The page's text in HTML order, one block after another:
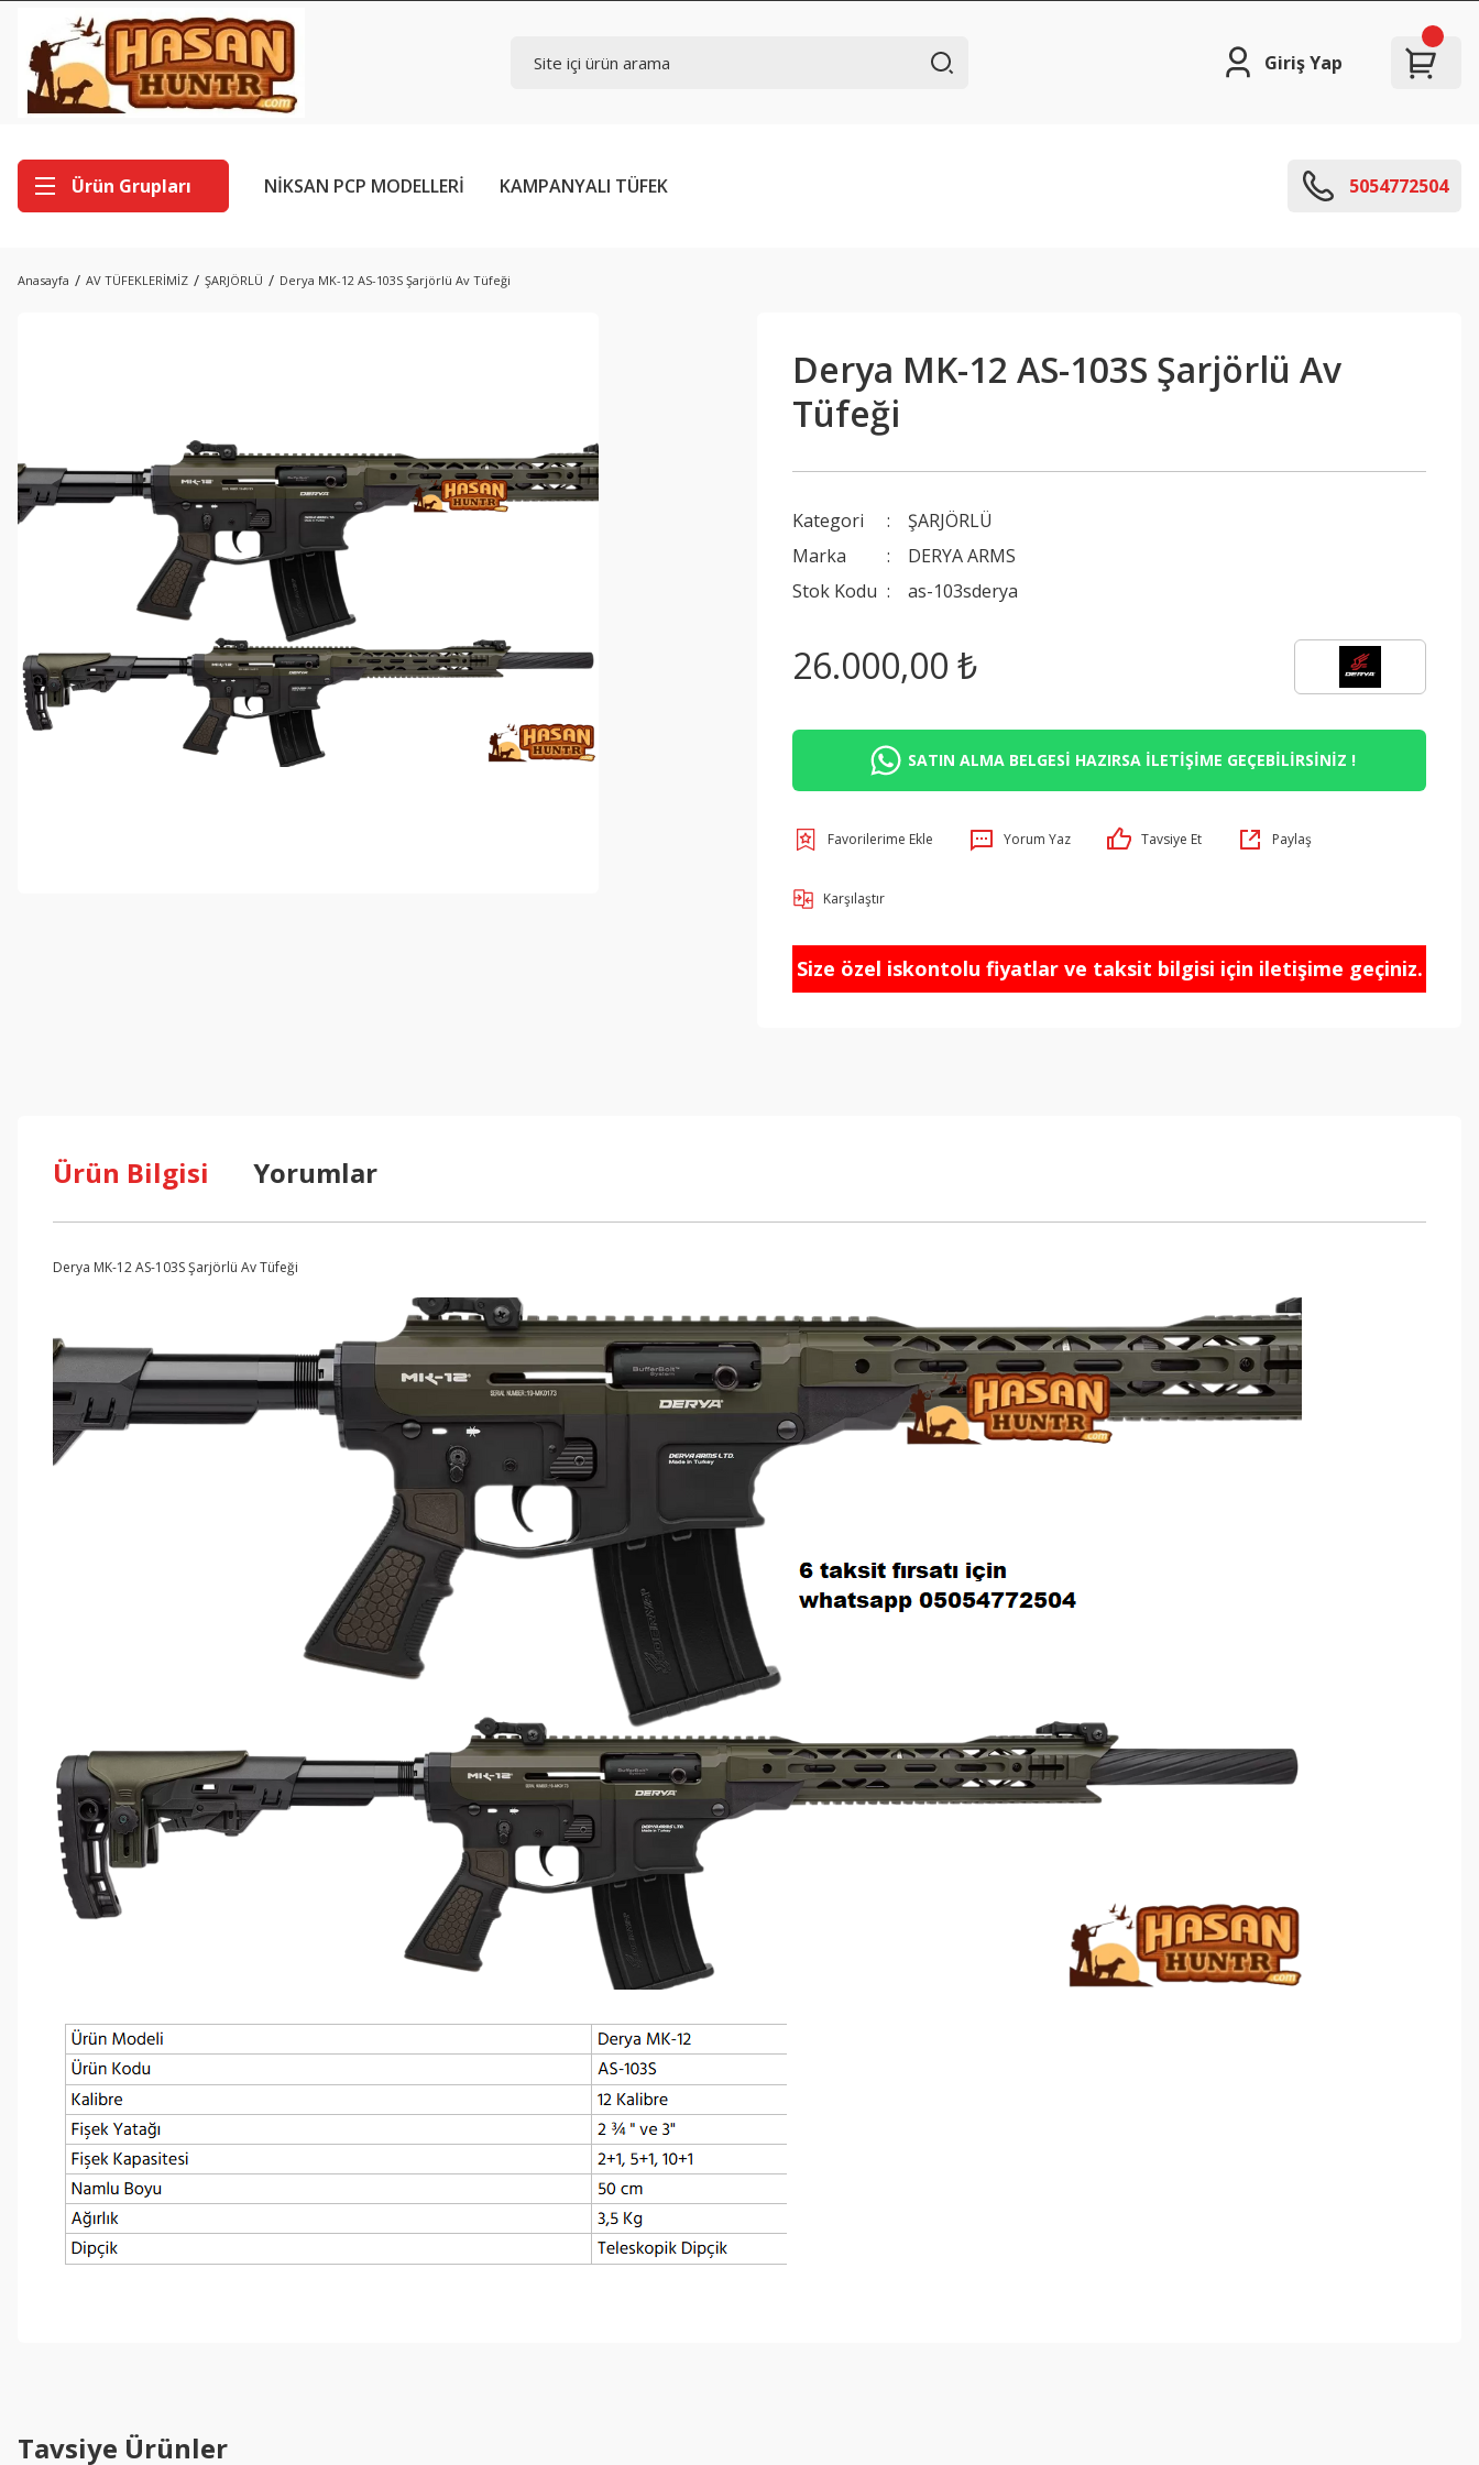
Giriş Yap
Ürün Grupları NİKSAN PCP MODELLERİ KAMPANYALI TÜFEK 5054772504
Anasayfa AV TÜFEKLERİMİZ ŞARJÖRLÜ Derya MK-12 AS-103S Şarjörlü Av Tüfeği
Derya MK-12 AS-103S Şarjörlü Av
Tüfeği
Kategori
ŞARJÖRLÜ
Marka
DERYA ARMS
Stok Kodu
as-103sderya
26.000,00 ₺
SATIN ALMA BELGESİ HAZIRSA İLETİŞİME GEÇEBİLİRSİNİZ !
Yorum Yaz Tavsiye Et Paylaş
Karşılaştır
Size özel iskontolu fiyatlar ve taksit bilgisi için iletişime geçiniz.
Ürün Bilgisi Yorumlar
Derya MK-12 AS-103S Şarjörlü Av Tüfeği
Tavsiye Ürünler